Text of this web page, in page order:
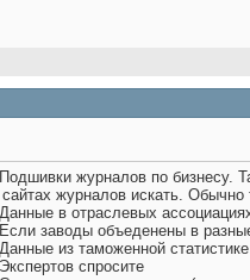
журналов по бизнесу.
сайтах журналов искать.
в отраслевых
заводы объеденены в
из таможенной
спросите